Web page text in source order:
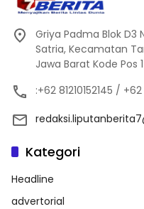
Griya Padma Blok D3
Satria, Kecamatan
Jawa Barat Kode Pos
:+62 81210152145 /
Kategori
Headline
advertorial